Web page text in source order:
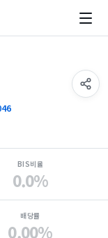
BIS비율
0.0%
배당률
0.00%